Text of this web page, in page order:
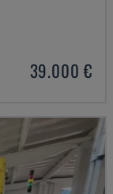
39.000 €